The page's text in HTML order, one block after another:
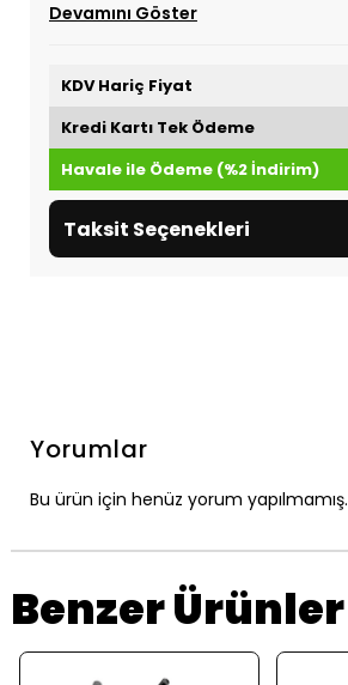
Devamını Göster
KDV Hariç Fiyat
Kredi Kartı Tek Ödeme
Havale ile Ödeme (%2 İndirim)
Taksit Seçenekleri
Yorumlar
Bu ürün için henüz yorum yapılmamış.
Benzer Ürünler